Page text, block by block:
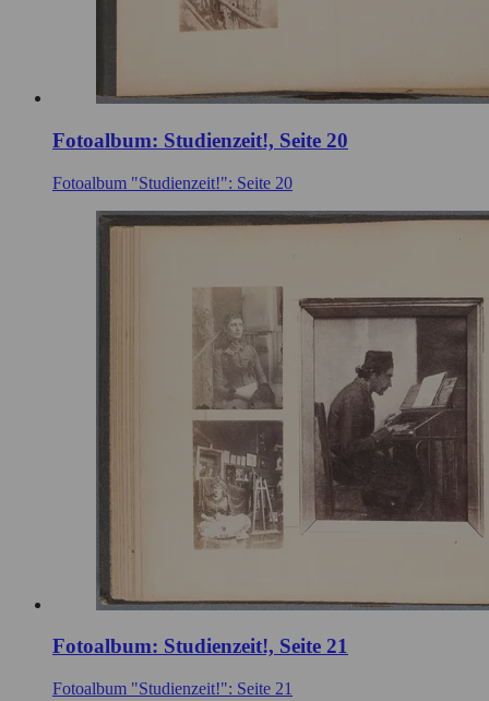
Fotoalbum: Studienzeit!, Seite 20
Fotoalbum "Studienzeit!": Seite 20
Fotoalbum: Studienzeit!, Seite 21
Fotoalbum "Studienzeit!": Seite 21